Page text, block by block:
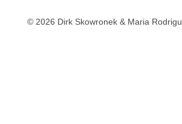
© 2026 Dirk Skowronek & Maria